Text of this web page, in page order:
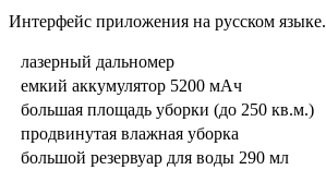
Интерфейс приложения на русском языке.
лазерный дальномер
емкий аккумулятор 5200 мАч
большая площадь уборки (до 250 кв.м.)
продвинутая влажная уборка
большой резервуар для воды 290 мл